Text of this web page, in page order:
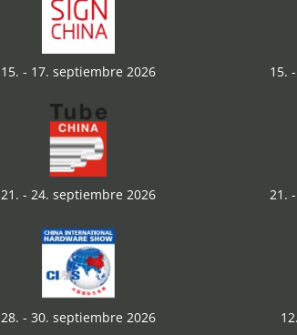
15. - 17. septiembre 2026 15.
21. - 24. septiembre 2026 21.
28. - 30. septiembre 2026